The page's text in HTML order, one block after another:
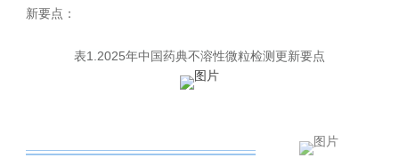
新要点：
表1.2025年中国药典不溶性微粒检测更新要点